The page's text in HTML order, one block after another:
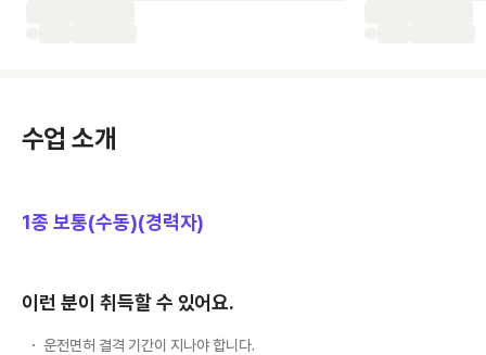
수업 소개
1종 보통(수동)(경력자)
이런 분이 취득할 수 있어요.
운전면허 결격 기간이 지나야 합니다.